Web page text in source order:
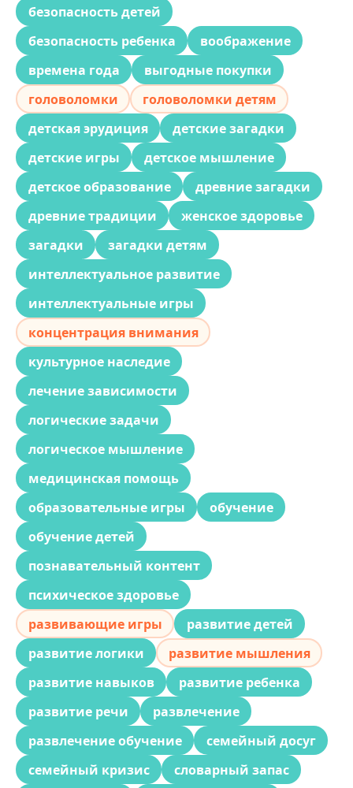
безопасность детей
безопасность ребенка
воображение
времена года
выгодные покупки
головоломки
головоломки детям
детская эрудиция
детские загадки
детские игры
детское мышление
детское образование
древние загадки
древние традиции
женское здоровье
загадки
загадки детям
интеллектуальное развитие
интеллектуальные игры
концентрация внимания
культурное наследие
лечение зависимости
логические задачи
логическое мышление
медицинская помощь
образовательные игры
обучение
обучение детей
познавательный контент
психическое здоровье
развивающие игры
развитие детей
развитие логики
развитие мышления
развитие навыков
развитие ребенка
развитие речи
развлечение
развлечение обучение
семейный досуг
семейный кризис
словарный запас